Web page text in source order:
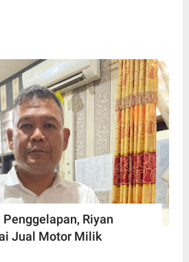
Penggelapan, Riyan
Jual Motor Milik